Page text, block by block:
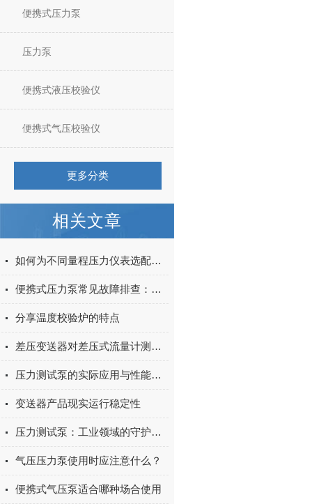
便携式压力泵
压力泵
便携式液压校验仪
便携式气压校验仪
更多分类
相关文章
如何为不同量程压力仪表选配匹配的气压校准台真空泵
便携式压力泵常见故障排查：泄漏、压力不稳问题解决方法
分享温度校验炉的特点
差压变送器对差压式流量计测量准确度的简要说明
压力测试泵的实际应用与性能评估
变送器产品现实运行稳定性
压力测试泵：工业领域的守护者，确保设备在极限条件下的稳定运行
气压压力泵使用时应注意什么？
便携式气压泵适合哪种场合使用